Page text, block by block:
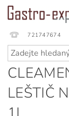
721747674
LEŠTIČ